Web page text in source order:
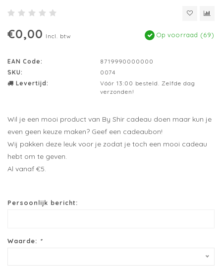
€0,00 Incl. btw Op voorraad (69)
EAN Code:
8719990000000
SKU:
0074
Levertijd:
Vóór 13:00 besteld. Zelfde dag
verzonden!
Wil je een mooi product van By Shir cadeau doen maar kun je
even geen keuze maken? Geef een cadeaubon!
Wij pakken deze leuk voor je zodat je toch een mooi cadeau
hebt om te geven.
Al vanaf €5.
Persoonlijk bericht:
Waarde: *